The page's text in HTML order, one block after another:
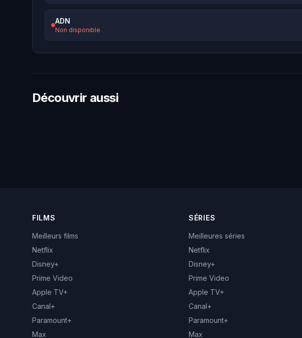
ADN
Non disponible
Découvrir aussi
FILMS
Meilleurs films
Netflix
Disney+
Prime Video
Apple TV+
Canal+
Paramount+
Max
SÉRIES
Meilleures séries
Netflix
Disney+
Prime Video
Apple TV+
Canal+
Paramount+
Max